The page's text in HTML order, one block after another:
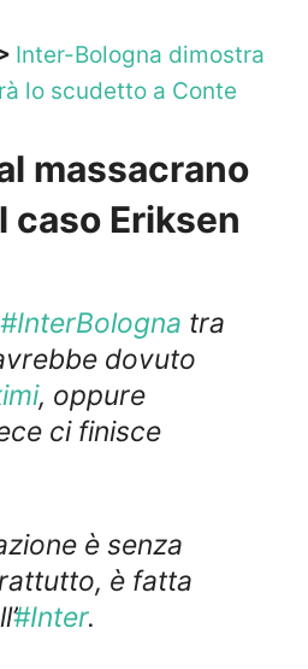
Inter-Bologna dimostra
lo scudetto a Conte
massacrano
caso Eriksen
#InterBologna tra
dovuto
, oppure
ci finisce
è senza
è fatta
#Inter.